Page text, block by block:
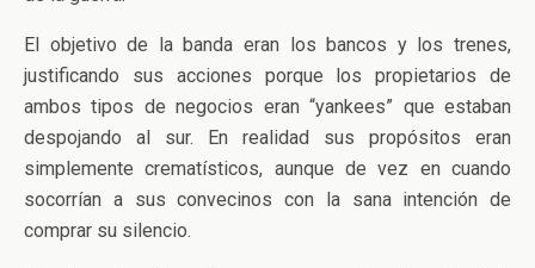
El objetivo de la banda eran los bancos y los trenes,
justificando sus acciones porque los propietarios de
ambos tipos de negocios eran “yankees” que estaban
despojando al sur. En realidad sus propósitos eran
simplemente crematísticos, aunque de vez en cuando
socorrían a sus convecinos con la sana intención de
comprar su silencio.